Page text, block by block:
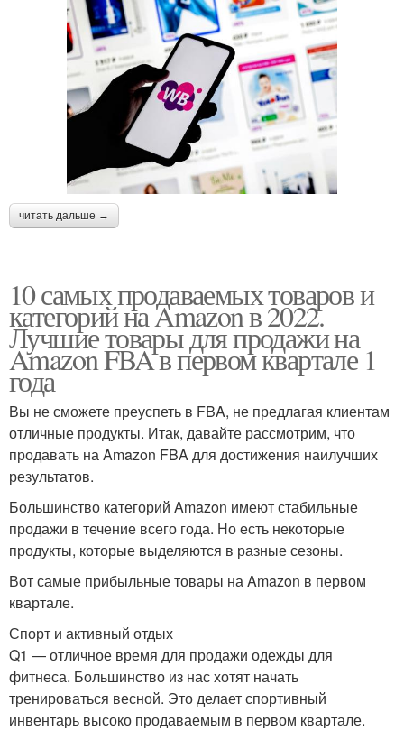
читать дальше →
10 самых продаваемых товаров и
категорий на Amazon в 2022.
Лучшие товары для продажи на
Amazon FBA в первом квартале 1
года
Вы не сможете преуспеть в FBA, не предлагая клиентам
отличные продукты. Итак, давайте рассмотрим, что
продавать на Amazon FBA для достижения наилучших
результатов.
Большинство категорий Amazon имеют стабильные
продажи в течение всего года. Но есть некоторые
продукты, которые выделяются в разные сезоны.
Вот самые прибыльные товары на Amazon в первом
квартале.
Спорт и активный отдых
Q1 — отличное время для продажи одежды для
фитнеса. Большинство из нас хотят начать
тренироваться весной. Это делает спортивный
инвентарь высоко продаваемым в первом квартале.